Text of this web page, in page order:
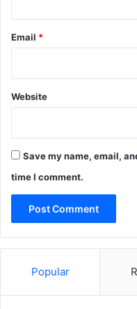
Email *
Website
Save my name, email,
time I comment.
Popular